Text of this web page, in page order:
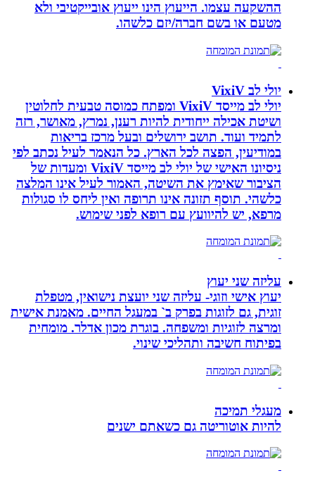
ההשקעה עצמו. הייעוץ הינו ייעוץ אובייקטיבי ולא
מטעם או בשם חברה/יזם כלשהו.
יולי לב VixiV
יולי לב מייסד VixiV ומפתח כמוסה טבעית לחלוטין
ושיטת אכילה ייחודית להיות רענן, נמרץ, מאושר, רזה
לתמיד ועוד. תושב ירושלים ובעל מרכז בריאות
במודיעין, הפצה לכל הארץ. כל הנאמר לעיל נכתב לפי
ניסיונו האישי של יולי לב מייסד VixiV ומעדות של
הציבור שאימץ את השיטה, האמור לעיל אינו המלצה
כלשהי. תוסף תזונה אינו תרופה ואין ליחס לו סגולות
מרפא, יש להיוועץ עם רופא לפני שימוש.
עליזה שני יעוץ
יעוץ אישי וזוגי- עליזה שני יועצת נישואין, מטפלת
זוגית, גם לזוגות בפרק ב` במעגל החיים. מאמנת אישית
ומרצה לזוגיות ומשפחה. בוגרת מכון אדלר. מומחית
בפיתוח חשיבה ותהליכי שינוי.
מעגלי תמיכה
להיות אוטוריטה גם כשאתם ישנים